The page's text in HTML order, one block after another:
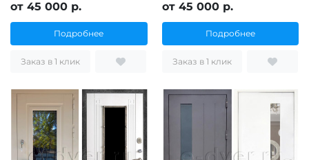
от 45 000 р.
Подробнее
Заказ в 1 клик
от 45 000 р.
Подробнее
Заказ в 1 клик